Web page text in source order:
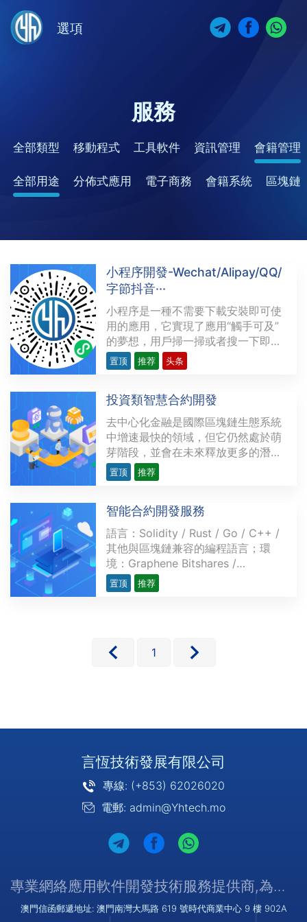
選項
服務
全部類型 移動程式 工具軟件 資訊管理 會籍管理
全部用途 分佈式應用 電子商務 會籍系統 區塊鏈
小程序開發-Wechat/Alipay/QQ/
字節抖音···
小程序是一種不需要下載安裝即可使
用的應用，它實現了應用“觸手可及”
的夢想，用戶掃一掃或者搜一下即可
打開應用。也體現了“用完即走”的理
念，用戶不用關心是否安裝太多應用
用，但又無需安裝卸載。上圖為 言恆
科技 的微信小程序展示。支持小程序
的平台微信小程序···
置顶 推荐 头条
投資類智慧合約開發
去中心化金融是國際區塊鏈生態系統
中增速最快的領域，但它仍然處於萌
芽階段，並會在未來釋放更多的潛
力。越來越多的開發者研發複雜精密
的去中心化應用程序（dApps），為
現存金融服務的替代品。這些用例涉
及的範圍從簡單交易（如P2P支付）
到多方復雜的應用不等，比···
置顶 推荐
智能合約開發服務
語言：Solidity / Rust / Go / C++ /
其他與區塊鏈兼容的編程語言；環
境：Graphene Bitshares /
Hyperledger / l3cos / TRON /
Ethereum / BSC優勢：實現簡單高
執行匿名的電子選舉，所有參與者和
置顶 推荐
1
言恆技術發展有限公司
專線: (+853) 62026020
電郵: admin@Yhtech.mo
專業網絡應用軟件開發技術服務提供商,為您提供優質/可靠的服務
澳門信函郵遞地址: 澳門南灣大馬路 619 號時代商業中心 9 樓 902A